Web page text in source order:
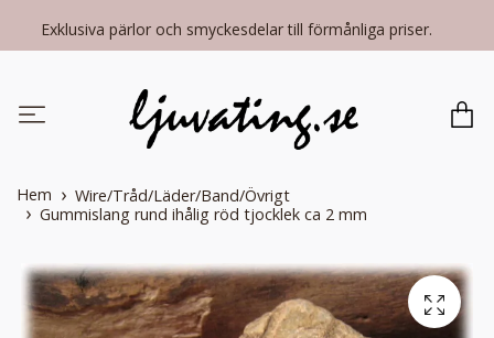
Exklusiva pärlor och smyckesdelar till förmånliga priser.
Hem
Wire/Tråd/Läder/Band/Övrigt
Gummislang rund ihålig röd tjocklek ca 2 mm